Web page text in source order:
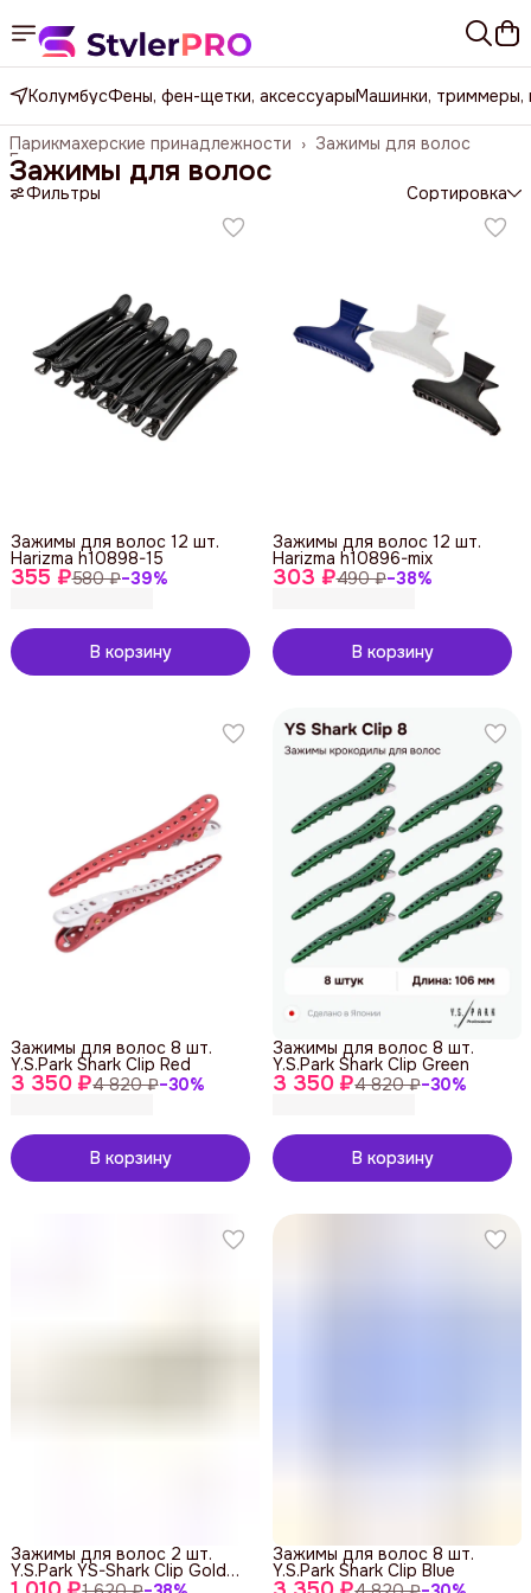
КолумбусФены, фен-щетки, аксессуарыМашинки, триммеры,
Зажимы для волос
Парикмахерские принадлежности ›
Главная ›
Зажимы для волос
Фильтры Сортировка
355 ₽580 ₽−39%
Зажимы для волос 12 шт.
Harizma h10898-15
В корзину
303 ₽490 ₽−38%
Зажимы для волос 12 шт.
Harizma h10896-mix
В корзину
3 350 ₽4 820 ₽−30%
Зажимы для волос 8 шт.
Y.S.Park Shark Clip Red
В корзину
3 350 ₽4 820 ₽−30%
Зажимы для волос 8 шт.
Y.S.Park Shark Clip Green
В корзину
Зажимы для волос 2 шт.
Y.S.Park YS-Shark Clip Gold
Metal
Зажимы для волос 8 шт.
Y.S.Park Shark Clip Blue